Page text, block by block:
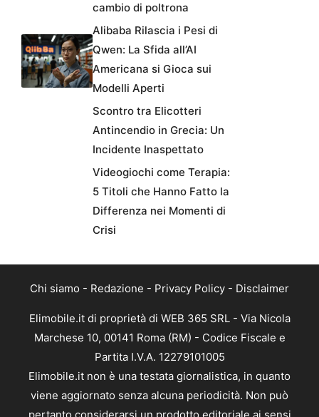
cambio di poltrona
Alibaba Rilascia i Pesi di
Qwen: La Sfida all’AI
Americana si Gioca sui
Modelli Aperti
Scontro tra Elicotteri
Antincendio in Grecia: Un
Incidente Inaspettato
Videogiochi come Terapia:
5 Titoli che Hanno Fatto la
Differenza nei Momenti di
Crisi
Chi siamo - Redazione - Privacy Policy - Disclaimer
Elimobile.it di proprietà di WEB 365 SRL - Via Nicola
Marchese 10, 00141 Roma (RM) - Codice Fiscale e
Partita I.V.A. 12279101005
Elimobile.it non è una testata giornalistica, in quanto
viene aggiornato senza alcuna periodicità. Non può